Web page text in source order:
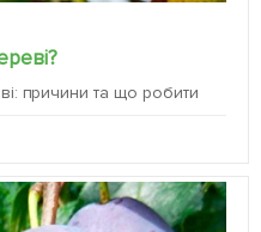
причини та що робити